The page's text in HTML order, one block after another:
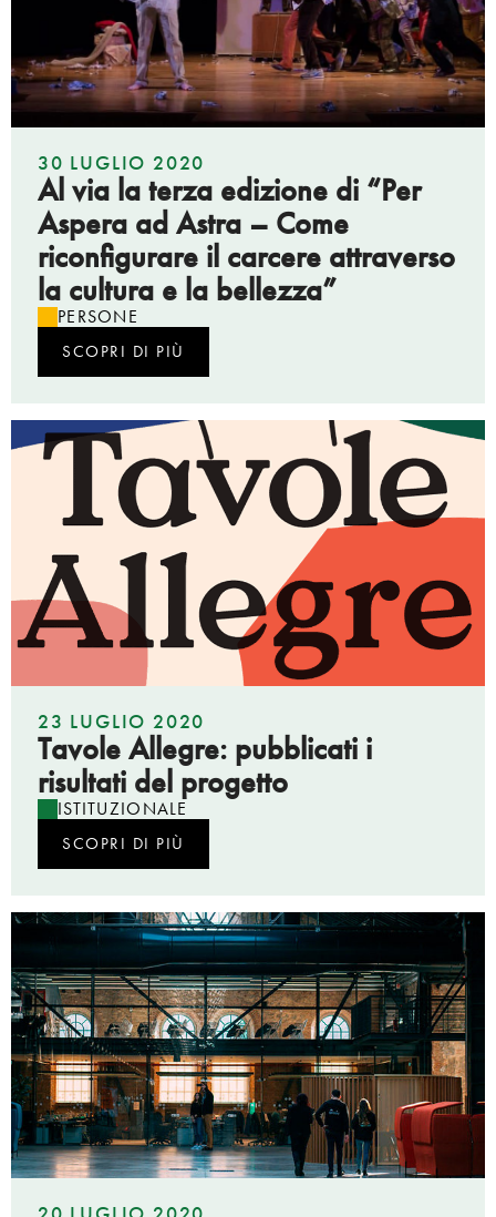
30 LUGLIO 2020
Al via la terza edizione di “Per
Aspera ad Astra – Come
riconfigurare il carcere attraverso
la cultura e la bellezza”
PERSONE
SCOPRI DI PIÙ
23 LUGLIO 2020
Tavole Allegre: pubblicati i
risultati del progetto
ISTITUZIONALE
SCOPRI DI PIÙ